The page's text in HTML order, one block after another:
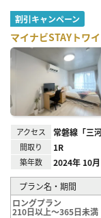
割引キャンペーン
マイナビSTAYトワ
アクセス 常磐線「三
間取り 1R
築年数 2024年 10
プラン名・期間
ロングプラン
210日以上～365日未満